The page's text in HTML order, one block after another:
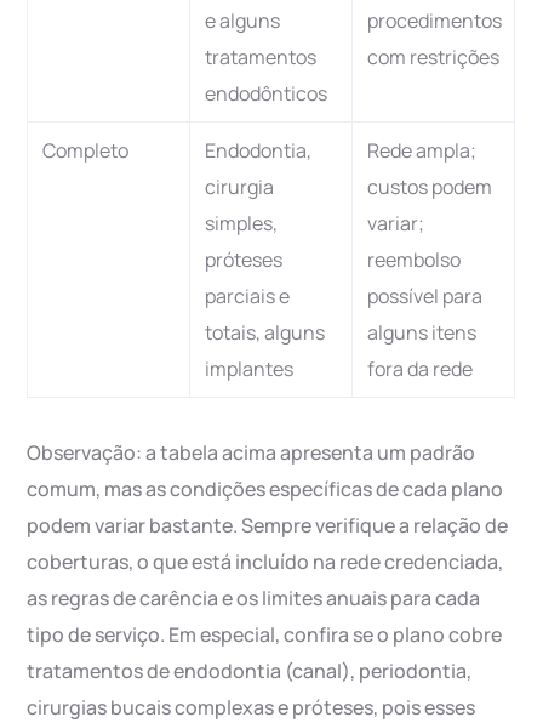
e alguns
tratamentos
endodônticos
procedimentos
com restrições
Completo
Endodontia,
cirurgia
simples,
próteses
parciais e
totais, alguns
implantes
Rede ampla;
custos podem
variar;
reembolso
possível para
alguns itens
fora da rede
Observação: a tabela acima apresenta um padrão
comum, mas as condições específicas de cada plano
podem variar bastante. Sempre verifique a relação de
coberturas, o que está incluído na rede credenciada,
as regras de carência e os limites anuais para cada
tipo de serviço. Em especial, confira se o plano cobre
tratamentos de endodontia (canal), periodontia,
cirurgias bucais complexas e próteses, pois esses